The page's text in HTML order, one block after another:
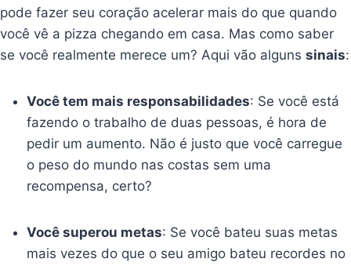
pode fazer seu coração acelerar mais do que quando
você vê a pizza chegando em casa. Mas como saber
se você realmente merece um? Aqui vão algunssinais:
Você tem mais responsabilidades: Se você está
fazendo o trabalho de duas pessoas, é hora de
pedir um aumento. Não é justo que você carregue
o peso do mundo nas costas sem uma
recompensa, certo?
Você superou metas: Se você bateu suas metas
mais vezes do que o seu amigo bateu recordes no